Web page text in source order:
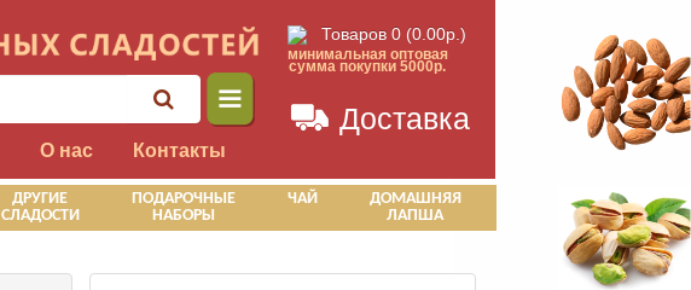
Товаров 0 (0.00р.)
минимальная оптовая
сумма покупки 5000р.
О нас Контакты
Доставка
ДРУГИЕ
СЛАДОСТИ
ПОДАРОЧНЫЕ
НАБОРЫ
ЧАЙ
ДОМАШНЯЯ
ЛАПША